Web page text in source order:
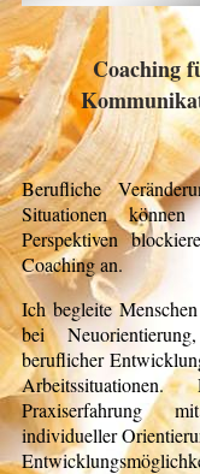
Coaching
Berufliche
Situationen
Perspektiven
Coaching an.
Ich begleite
bei
beruflicher
Praxiserfahrung
individueller